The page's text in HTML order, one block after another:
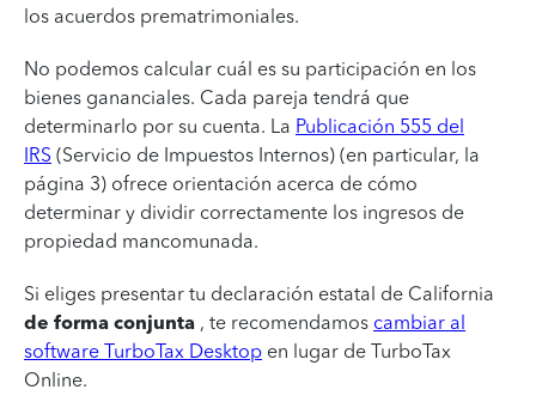
los acuerdos prematrimoniales.
No podemos calcular cuál es su participación en los
bienes gananciales. Cada pareja tendrá que
determinarlo por su cuenta. La Publicación 555 del
IRS (Servicio de Impuestos Internos) (en particular, la
página 3) ofrece orientación acerca de cómo
determinar y dividir correctamente los ingresos de
propiedad mancomunada.
Si eliges presentar tu declaración estatal de California
de forma conjunta , te recomendamos cambiar al
software TurboTax Desktop en lugar de TurboTax
Online.